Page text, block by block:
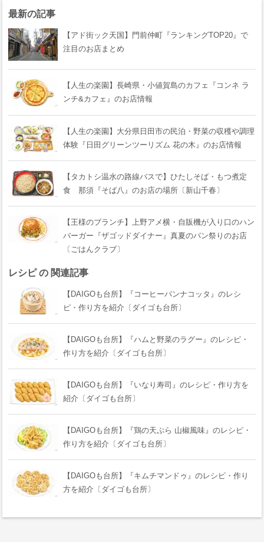
最新の記事
【アド街ック天国】門前仲町『ランキングTOP20』で
注目のお店まとめ
【人生の楽園】長崎県・小値賀島のカフェ『コンネ ラ
ンチ&カフェ』のお店情報
【人生の楽園】大分県日田市の民泊・野菜の収穫や調理
体験『日田グリーンツーリズム 花の木』のお店情報
【タカトシ温水の路線バスで】ひたしそば・もつ煮定
食 那須『そば八』のお店の場所〔新山千春〕
【王様のブランチ】上野アメ横・自販機が入り口のハン
バーガー『ザゴッドダイナー』真夏のパン祭りのお店
〔ごはんクラブ〕
レシピ の 関連記事
【DAIGOも台所】『コーヒーパンナコッタ』のレシ
ピ・作り方を紹介〔ダイゴも台所〕
【DAIGOも台所】『ハムと野菜のラグー』のレシピ・
作り方を紹介〔ダイゴも台所〕
【DAIGOも台所】『いなり寿司』のレシピ・作り方を
紹介〔ダイゴも台所〕
【DAIGOも台所】『鶏の天ぷら 山椒風味』のレシピ・
作り方を紹介〔ダイゴも台所〕
【DAIGOも台所】『キムチマンドゥ』のレシピ・作り
方を紹介〔ダイゴも台所〕